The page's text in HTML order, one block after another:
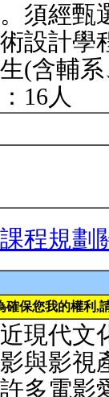
須經甄
設計學
(含輔
16人
程規劃
確保您我的權利,
現代文
與影視
多電影